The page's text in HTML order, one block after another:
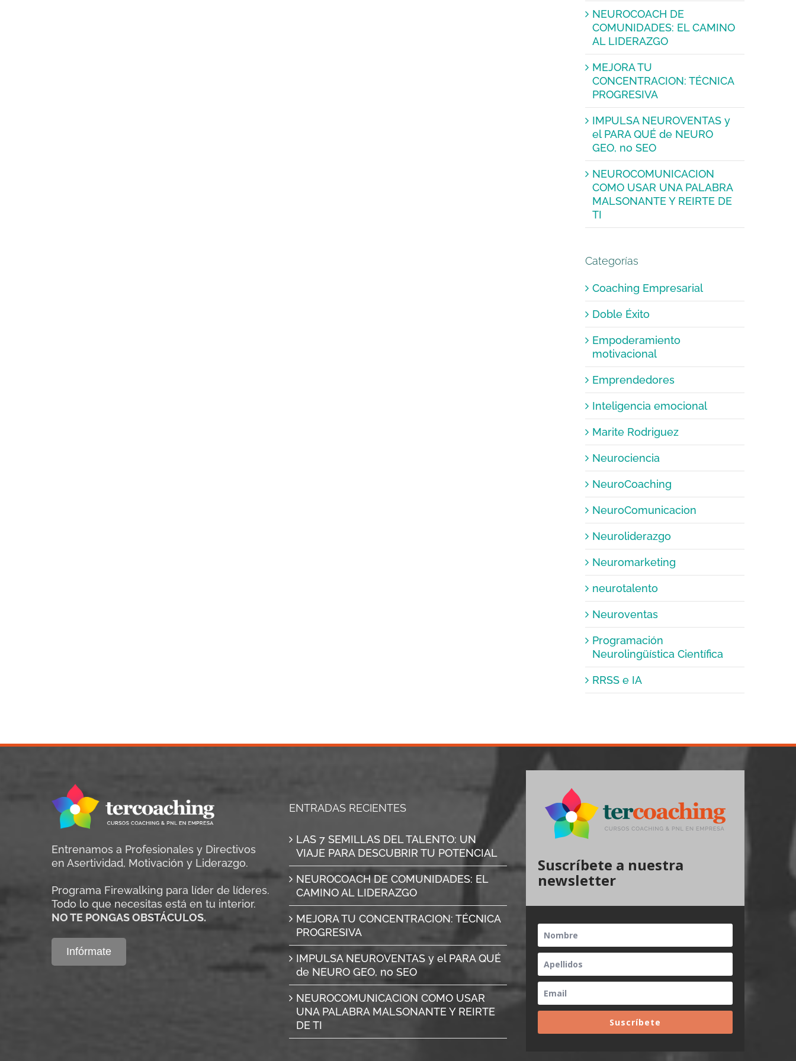
NEUROCOACH DE
COMUNIDADES: EL CAMINO
AL LIDERAZGO
MEJORA TU
CONCENTRACION: TÉCNICA
PROGRESIVA
IMPULSA NEUROVENTAS y
el PARA QUÉ de NEURO
GEO, no SEO
NEUROCOMUNICACION
COMO USAR UNA PALABRA
MALSONANTE Y REIRTE DE
TI
Categorías
Coaching Empresarial
Doble Éxito
Empoderamiento
motivacional
Emprendedores
Inteligencia emocional
Marite Rodriguez
Neurociencia
NeuroCoaching
NeuroComunicacion
Neuroliderazgo
Neuromarketing
neurotalento
Neuroventas
Programación
Neurolingüística Científica
RRSS e IA
Entrenamos a Profesionales y Directivos
en Asertividad, Motivación y Liderazgo.
Programa Firewalking para líder de líderes.
Todo lo que necesitas está en tu interior.
NO TE PONGAS OBSTÁCULOS.
Infórmate
ENTRADAS RECIENTES
LAS 7 SEMILLAS DEL TALENTO: UN
VIAJE PARA DESCUBRIR TU POTENCIAL
NEUROCOACH DE COMUNIDADES: EL
CAMINO AL LIDERAZGO
MEJORA TU CONCENTRACION: TÉCNICA
PROGRESIVA
IMPULSA NEUROVENTAS y el PARA QUÉ
de NEURO GEO, no SEO
NEUROCOMUNICACION COMO USAR
UNA PALABRA MALSONANTE Y REIRTE
DE TI
Suscríbete a nuestra
newsletter
Suscríbete